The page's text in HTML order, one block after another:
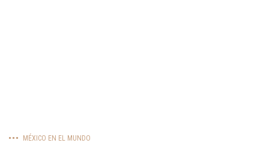
MÉXICO EN EL MUNDO